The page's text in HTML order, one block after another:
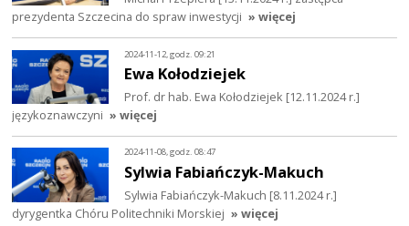
prezydenta Szczecina do spraw inwestycji » więcej
2024-11-12, godz. 09:21
Ewa Kołodziejek
Prof. dr hab. Ewa Kołodziejek [12.11.2024 r.]
językoznawczyni » więcej
2024-11-08, godz. 08:47
Sylwia Fabiańczyk-Makuch
Sylwia Fabiańczyk-Makuch [8.11.2024 r.]
dyrygentka Chóru Politechniki Morskiej » więcej